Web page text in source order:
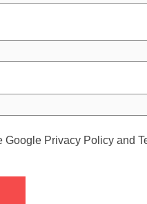
Google Privacy Policy and